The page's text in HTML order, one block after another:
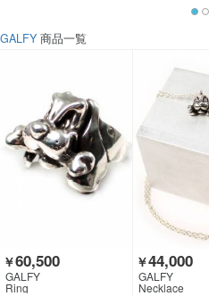
GALFY 商品一覧
￥60,500
GALFY
Ring
￥44,000
GALFY
Necklace